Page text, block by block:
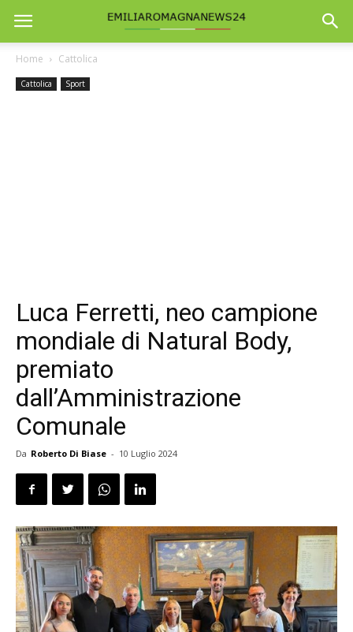
Home Cattolica
Cattolica Sport
Luca Ferretti, neo campione
mondiale di Natural Body,
premiato
dall’Amministrazione
Comunale
Da Roberto Di Biase - 10 Luglio 2024